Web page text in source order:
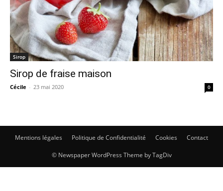
Sirop
Sirop de fraise maison
Cécile - 23 mai 2020 0
Mentions légales Politique de Confidentialité Cookies Contact
© Newspaper WordPress Theme by TagDiv